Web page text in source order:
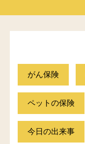
がん保険
ペットの保険
今日の出来事